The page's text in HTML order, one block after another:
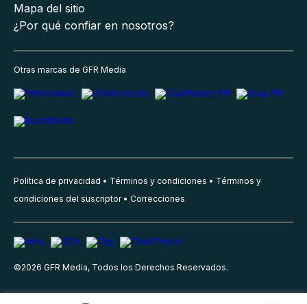
Mapa del sitio
¿Por qué confiar en nosotros?
Otras marcas de GFR Media
Política de privacidad Términos y condiciones
Términos y
condiciones del suscriptor
Correcciones
©2026 GFR Media, Todos los Derechos Reservados.